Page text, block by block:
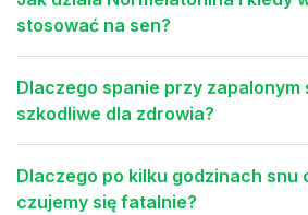
stosować na sen?
Dlaczego spanie przy zapalonym
szkodliwe dla zdrowia?
Dlaczego po kilku godzinach snu
czujemy się fatalnie?